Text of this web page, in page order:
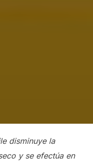
disminuye la
y se efectúa en